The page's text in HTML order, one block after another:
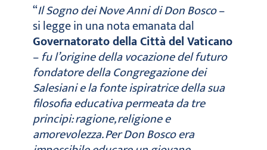
“Il Sogno dei Nove Anni di Don Bosco–
si legge in una nota emanata dal
Governatorato della Città del Vaticano
–fu l’origine della vocazione del futuro
fondatore della Congregazione dei
Salesiani e la fonte ispiratrice della sua
filosofia educativa permeata da tre
principi: ragione, religione e
amorevolezza. Per Don Bosco era